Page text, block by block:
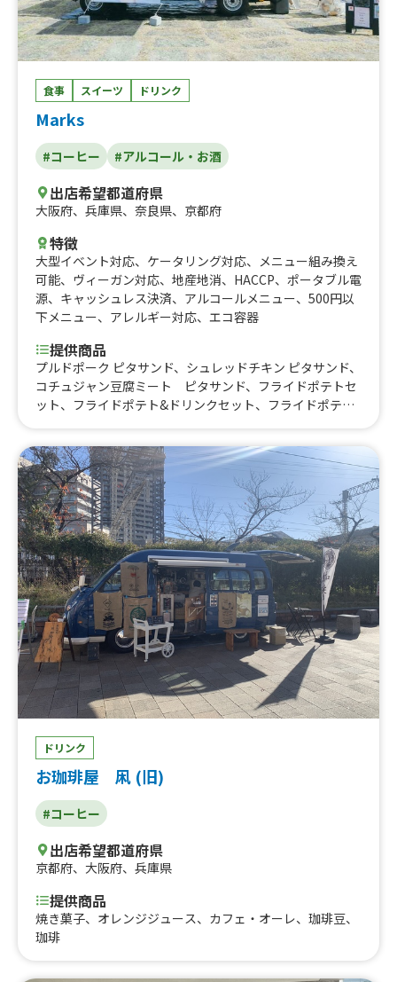
タピオカいちご、いちごのカフェラテ、アールグレイとオ
レンジ、フライドポテト、ポテトセット、ロングポテト、
抹茶ラテ、アップルオレンジ100%、ピーチフィズ、キウ
イトニック、ビール、フランクフルト、キウイスパーク、
いちごスカッシュ、レモンスカッシュ、プレーンドッグ、
いちごサンド、いちごミルクラテ、チュロス、カフェモ
ドッグ、トマトチーズ、チーズドッグ、スパイシードッ
グ、いちごミルクフラッペ、抹茶フラッペ、キャラメルカ
フェフラッペ、コーヒー、カフェラテ、生ハムとトマトの
パニーニ、イタリアンソーダ、スモークチキンとトマトの
食事 スイーツ ドリンク
Marks
#コーヒー #アルコール・お酒
出店希望都道府県
大阪府、 兵庫県、 奈良県、 京都府
特徴
大型イベント対応、 ケータリング対応、 メニュー組み換え
可能、 ヴィーガン対応、 地産地消、 HACCP、 ポータブル電
源、 キャッシュレス決済、 アルコールメニュー、 500円以
下メニュー、 アレルギー対応、 エコ容器
提供商品
プルドポーク ピタサンド、シュレッドチキン ピタサンド、
コチュジャン豆腐ミート ピタサンド、フライドポテトセ
ット、フライドポテト&ドリンクセット、フライドポテト
リマヨ、ケチャップ）、プルドポークのっけたフライドポ
テト、ポテナゲセット、ピタサンド+フライドポテトセッ
ト、ピタポケット+ミニフライドポテト+ソフトドリンクセ
ット、バスクチーズケーキ、バスクチーズケーキ ドリンク
セット、カフェラテ (ホット・フレンチプレス抽出)、ブラ
ックコーヒー (ホット・フレンチプレス抽出)、サッポロ 黒
ラベル、キリン 一番搾り 小瓶、コロナ エキストラ、スミ
ノフアイス、スミノフ モスコミュール、スミノフ グレー
プ、ホワイトホース ハイボール、能勢酒造 にごり皮ごと
レモンサワー、【学割】ピタポケット プルドポーク、【学
割】バスクチーズケーキ、【学割】ピタポケット シュレ
ッドチキン、【学割】ピタポケット コチュジャン豆腐ミー
ト、【学割セット】ピタポケット + ミニフライドポテト
(プルドポーク or 豆腐ミート)、シュレッドチキンピタサン
ド + フライドポテトセット、バスクチーズケーキパフェ、
ファッジブラウニーパフェ、能勢ジンジャーエール、山形
代表 りんご、山形代表 もも、山形代表 ら・ふらんす、
トロピカーナ オレンジ、りんご、グレープフルーツジュー
ス、コーラ、オレンジジュース、キリン トロピカーナ リ
ンゴ、キリン トロピカーナ パイナップル、キリン メッ
ツ、カフェラテ (アイス)、ブラックコーヒー (アイス)、ガ
限定】
ドリンク
お珈琲屋 凩 (旧)
#コーヒー
出店希望都道府県
京都府、 大阪府、 兵庫県
提供商品
焼き菓子、オレンジジュース、カフェ・オーレ、珈琲豆、
珈琲